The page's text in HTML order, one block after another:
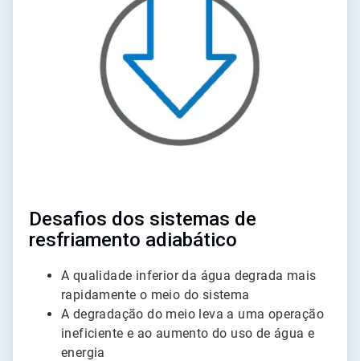
Desafios dos sistemas de
resfriamento adiabático
A qualidade inferior da água degrada mais
rapidamente o meio do sistema
A degradação do meio leva a uma operação
ineficiente e ao aumento do uso de água e
energia